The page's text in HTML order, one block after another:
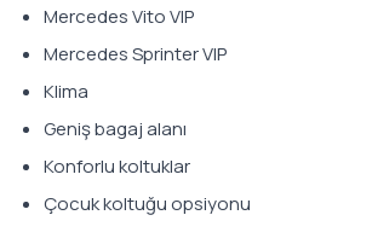
Mercedes Vito VIP
Mercedes Sprinter VIP
Klima
Geniş bagaj alanı
Konforlu koltuklar
Çocuk koltuğu opsiyonu